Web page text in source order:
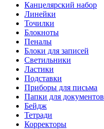
Канцелярский набор
Линейки
Точилки
Блокноты
Пеналы
Блоки для записей
Светильники
Ластики
Подставки
Приборы для письма
Папки для документов
Бейдж
Тетради
Корректоры